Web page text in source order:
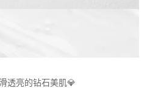
透亮的钻石美肌💎